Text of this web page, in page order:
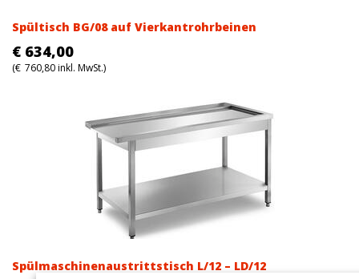
Spültisch BG/08 auf Vierkantrohrbeinen
€ 634,00
(€ 760,80inkl. MwSt.)
Spülmaschinenaustrittstisch L/12 – LD/12